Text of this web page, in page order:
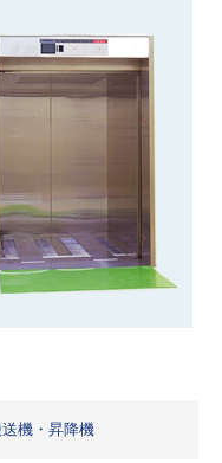
機・昇降機